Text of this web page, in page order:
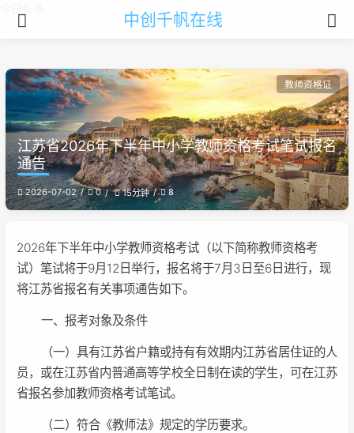
中创千帆在线
教师资格证
江苏省2026年下半年中小学教师资格考试笔试报名
通告
2026-07-02 0 15分钟 8
2026年下半年中小学教师资格考试（以下简称教师资格考
试）笔试将于9月12日举行，报名将于7月3日至6日进行，现
将江苏省报名有关事项通告如下。
一、报考对象及条件
（一）具有江苏省户籍或持有有效期内江苏省居住证的人
员，或在江苏省内普通高等学校全日制在读的学生，可在江苏
省报名参加教师资格考试笔试。
（二）符合《教师法》规定的学历要求。